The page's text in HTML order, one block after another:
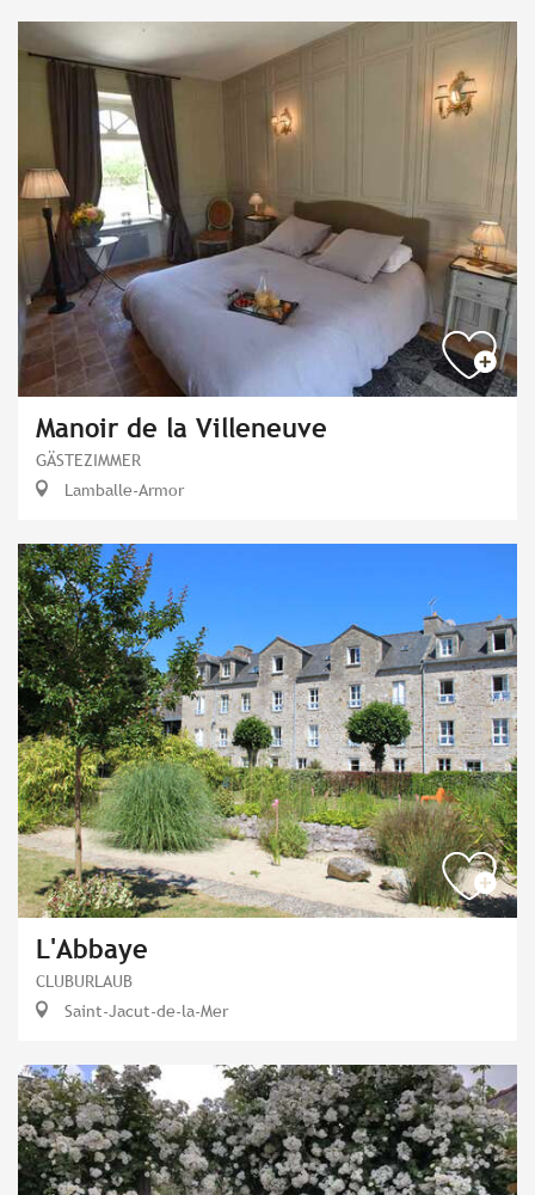
Manoir de la Villeneuve
GÄSTEZIMMER
Lamballe-Armor
L'Abbaye
CLUBURLAUB
Saint-Jacut-de-la-Mer